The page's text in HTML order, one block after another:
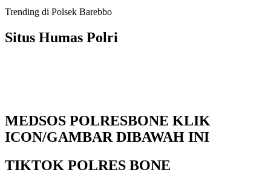
Trending di Polsek Barebbo
Situs Humas Polri
MEDSOS POLRESBONE KLIK
ICON/GAMBAR DIBAWAH INI
TIKTOK POLRES BONE